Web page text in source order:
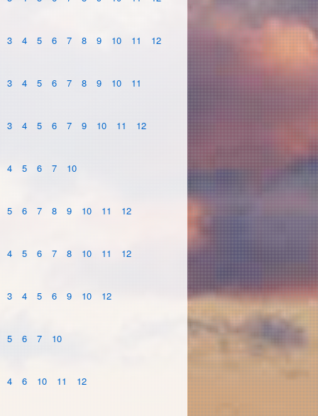
3 4 5 6 7 8 9 10 11 12
3 4 5 6 7 8 9 10 11
3 4 5 6 7 9 10 11 12
4 5 6 7 10
5 6 7 8 9 10 11 12
4 5 6 7 8 10 11 12
3 4 5 6 9 10 12
5 6 7 10
4 6 10 11 12